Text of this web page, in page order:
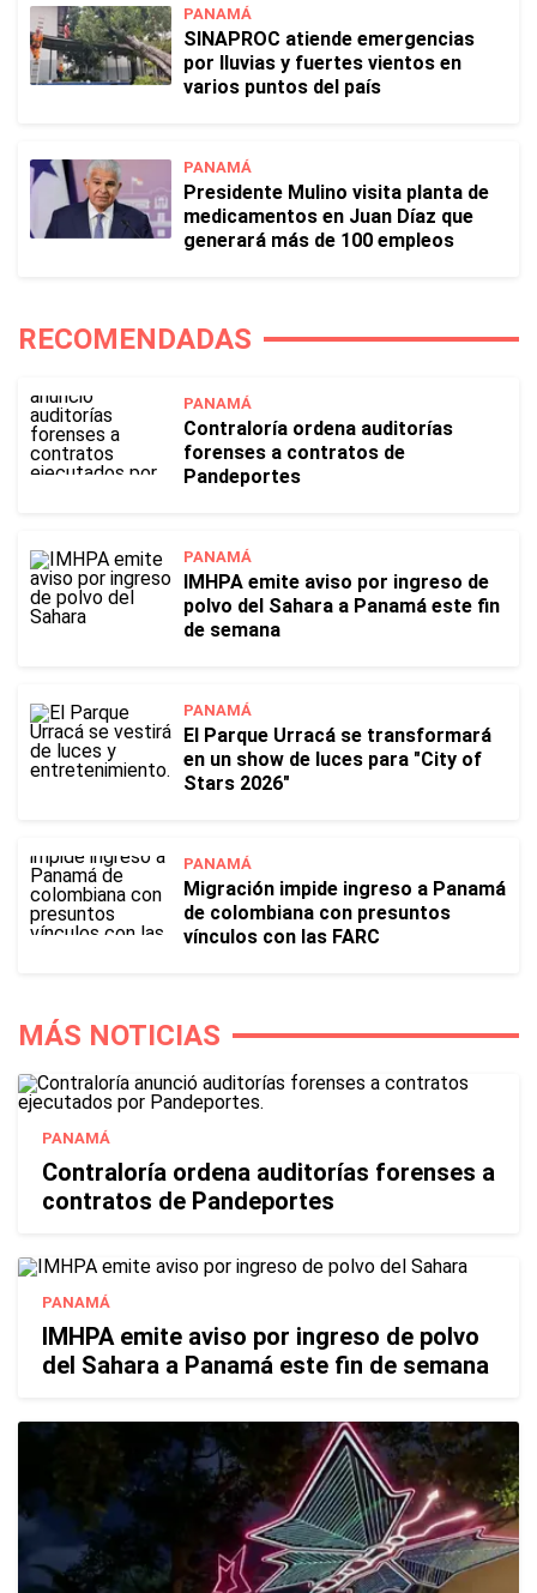
PANAMÁ
SINAPROC atiende emergencias
por lluvias y fuertes vientos en
varios puntos del país
PANAMÁ
Presidente Mulino visita planta de
medicamentos en Juan Díaz que
generará más de 100 empleos
RECOMENDADAS
PANAMÁ
Contraloría ordena auditorías
forenses a contratos de
Pandeportes
PANAMÁ
IMHPA emite aviso por ingreso de
polvo del Sahara a Panamá este fin
de semana
PANAMÁ
El Parque Urracá se transformará
en un show de luces para "City of
Stars 2026"
PANAMÁ
Migración impide ingreso a Panamá
de colombiana con presuntos
vínculos con las FARC
MÁS NOTICIAS
PANAMÁ
Contraloría ordena auditorías forenses a
contratos de Pandeportes
PANAMÁ
IMHPA emite aviso por ingreso de polvo
del Sahara a Panamá este fin de semana